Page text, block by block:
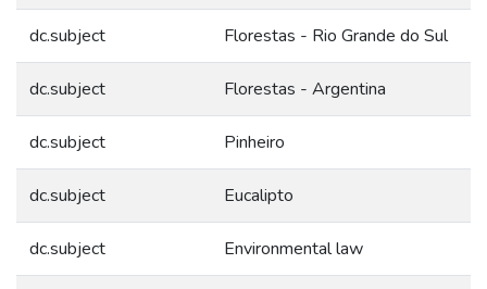
dc.subject Florestas - Rio Grande do Sul
dc.subject Florestas - Argentina
dc.subject Pinheiro
dc.subject Eucalipto
dc.subject Environmental law